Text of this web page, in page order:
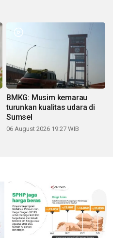
BMKG: Musim kemarau
turunkan kualitas udara di
Sumsel
06 August 2026 19:27 WIB